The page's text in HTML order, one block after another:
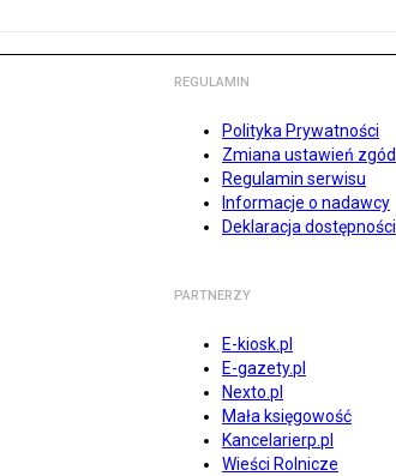
REGULAMIN
Polityka Prywatności
Zmiana ustawień zgód
Regulamin serwisu
Informacje o nadawcy
Deklaracja dostępności
PARTNERZY
E-kiosk.pl
E-gazety.pl
Nexto.pl
Mała księgowość
Kancelarierp.pl
Wieści Rolnicze